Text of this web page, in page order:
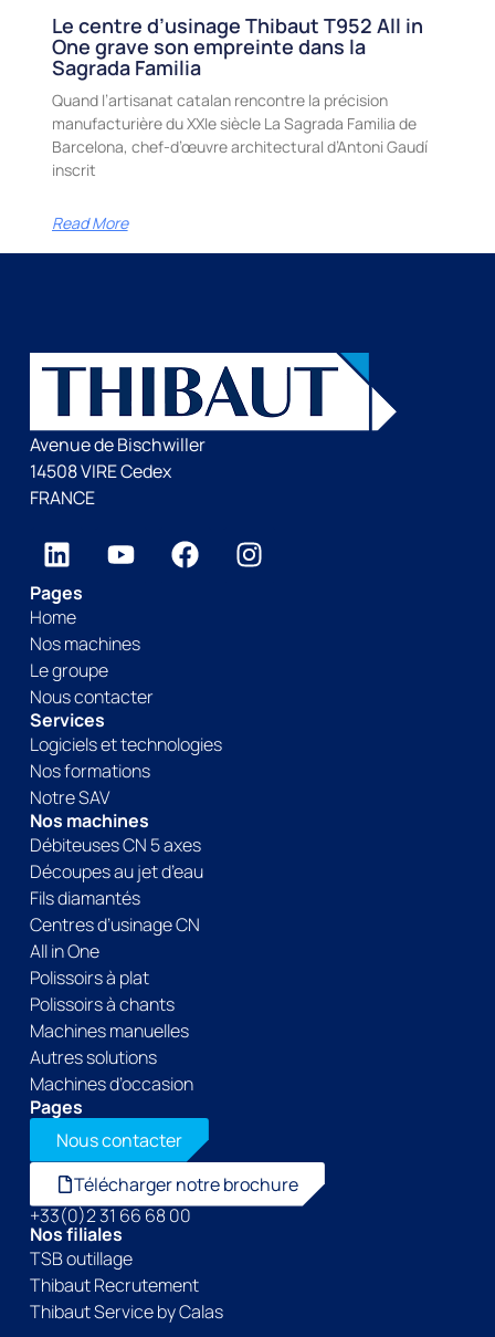
Le centre d’usinage Thibaut T952 All in
One grave son empreinte dans la
Sagrada Familia
Quand l’artisanat catalan rencontre la précision
manufacturière du XXIe siècle La Sagrada Familia de
Barcelona, chef-d’œuvre architectural d’Antoni Gaudí
inscrit
Read More
Avenue de Bischwiller
14508 VIRE Cedex
FRANCE
Pages
Home
Nos machines
Le groupe
Nous contacter
Services
Logiciels et technologies
Nos formations
Notre SAV
Nos machines
Débiteuses CN 5 axes
Découpes au jet d’eau
Fils diamantés
Centres d’usinage CN
All in One
Polissoirs à plat
Polissoirs à chants
Machines manuelles
Autres solutions
Machines d’occasion
Pages
Nous contacter
Télécharger notre brochure
+33(0)2 31 66 68 00
Nos filiales
TSB outillage
Thibaut Recrutement
Thibaut Service by Calas